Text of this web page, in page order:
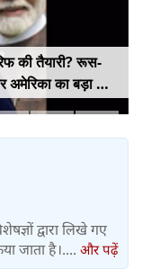
की तैयारी? रूस-
का बड़ा वार,
द्वारा लिखे गए
जाता है।.... और पढ़ें